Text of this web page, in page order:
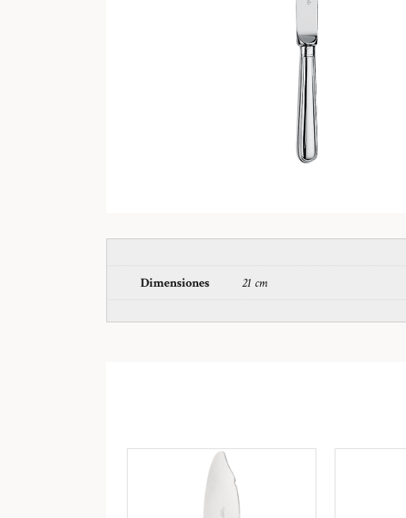
Dimensiones
21 cm